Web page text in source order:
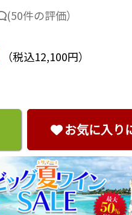
(50件の評価）
（税込12,100円）
お気に入り